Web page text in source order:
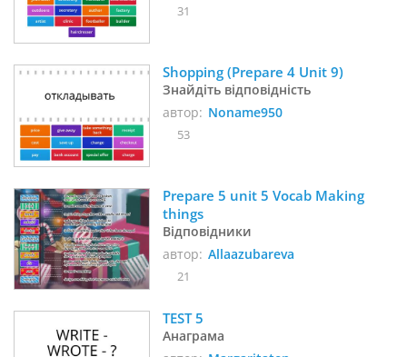
31
Shopping (Prepare 4 Unit 9)
Знайдіть відповідність
автор: Noname950
53
Prepare 5 unit 5 Vocab Making
things
Відповідники
автор: Allaazubareva
21
Анаграма